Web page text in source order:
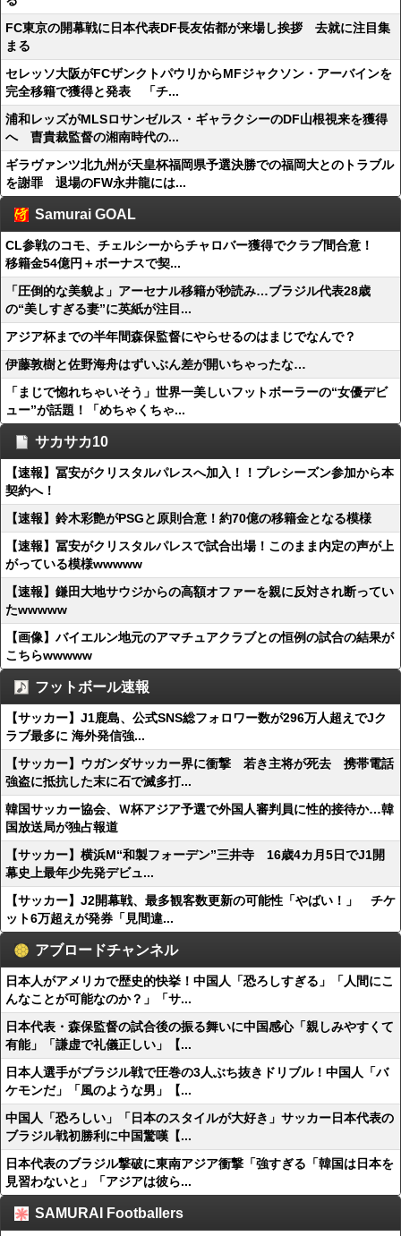
FC東京の開幕戦に日本代表DF長友佑都が来場し挨拶 去就に注目集
まる
セレッソ大阪がFCザンクトパウリからMFジャクソン・アーバインを
完全移籍で獲得と発表 「チ...
浦和レッズがMLSロサンゼルス・ギャラクシーのDF山根視来を獲得
へ 曺貴裁監督の湘南時代の...
ギラヴァンツ北九州が天皇杯福岡県予選決勝での福岡大とのトラブル
を謝罪 退場のFW永井龍には...
Samurai GOAL
CL参戦のコモ、チェルシーからチャロバー獲得でクラブ間合意！
移籍金54億円＋ボーナスで契...
「圧倒的な美貌よ」アーセナル移籍が秒読み…ブラジル代表28歳
の“美しすぎる妻”に英紙が注目...
アジア杯までの半年間森保監督にやらせるのはまじでなんで？
伊藤敦樹と佐野海舟はずいぶん差が開いちゃったな…
「まじで惚れちゃいそう」世界一美しいフットボーラーの“女優デビ
ュー”が話題！「めちゃくちゃ...
サカサカ10
【速報】冨安がクリスタルパレスへ加入！！プレシーズン参加から本
契約へ！
【速報】鈴木彩艶がPSGと原則合意！約70億の移籍金となる模様
【速報】冨安がクリスタルパレスで試合出場！このまま内定の声が上
がっている模様wwwww
【速報】鎌田大地サウジからの高額オファーを親に反対され断ってい
たwwwww
【画像】バイエルン地元のアマチュアクラブとの恒例の試合の結果が
こちらwwwww
フットボール速報
【サッカー】J1鹿島、公式SNS総フォロワー数が296万人超えでJク
ラブ最多に 海外発信強...
【サッカー】ウガンダサッカー界に衝撃 若き主将が死去 携帯電話
強盗に抵抗した末に石で滅多打...
韓国サッカー協会、Ｗ杯アジア予選で外国人審判員に性的接待か…韓
国放送局が独占報道
【サッカー】横浜M“和製フォーデン”三井寺 16歳4カ月5日でJ1開
幕史上最年少先発デビュ...
【サッカー】J2開幕戦、最多観客数更新の可能性「やばい！」 チケ
ット6万超えが発券「見間違...
アブロードチャンネル
日本人がアメリカで歴史的快挙！中国人「恐ろしすぎる」「人間にこ
んなことが可能なのか？」「サ...
日本代表・森保監督の試合後の振る舞いに中国感心「親しみやすくて
有能」「謙虚で礼儀正しい」【...
日本人選手がブラジル戦で圧巻の3人ぶち抜きドリブル！中国人「バ
ケモンだ」「風のような男」【...
中国人「恐ろしい」「日本のスタイルが大好き」サッカー日本代表の
ブラジル戦初勝利に中国驚嘆【...
日本代表のブラジル撃破に東南アジア衝撃「強すぎる「韓国は日本を
見習わないと」「アジアは彼ら...
SAMURAI Footballers